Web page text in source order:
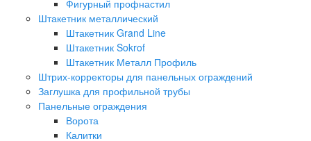
Фигурный профнастил
Штакетник металлический
Штакетник Grand Line
Штакетник Sokrof
Штакетник Металл Профиль
Штрих-корректоры для панельных ограждений
Заглушка для профильной трубы
Панельные ограждения
Ворота
Калитки